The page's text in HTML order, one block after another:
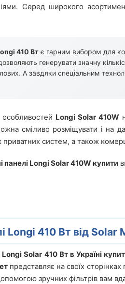
Серед широкого
410 Вт є гарним вибором для
генерувати значну
А завдяки спеціальним
Longi Solar 410W
сміливо розміщувати і на
приватних систем, а також
панелі Longi Solar 410W купити
Longi 410 Вт від
Solar 410 Вт в Україні
представляє на своїх сторінках
зручних фільтрів вам